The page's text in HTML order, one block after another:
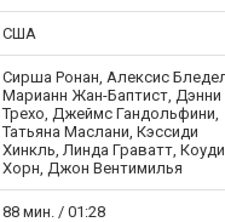
США
Сирша Ронан, Алексис
Марианн Жан-Баптист, Дэнни
Трехо, Джеймс Гандольфини,
Татьяна Маслани, Кэссиди
Хинкль, Линда Граватт, Коуди
Хорн, Джон Вентимилья
88 мин. / 01:28